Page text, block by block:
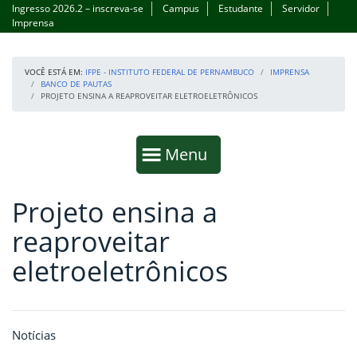
Ingresso 2026.2 – inscreva-se Campus Estudante
Servidor
Imprensa
VOCÊ ESTÁ EM: IFPE - INSTITUTO FEDERAL DE PERNAMBUCO
IMPRENSA
BANCO DE PAUTAS
PROJETO ENSINA A REAPROVEITAR ELETROELETRÔNICOS
Mostrar
Menu
Fim da navegação
Início do conteúdo
Projeto ensina a
reaproveitar
eletroeletrônicos
Notícias